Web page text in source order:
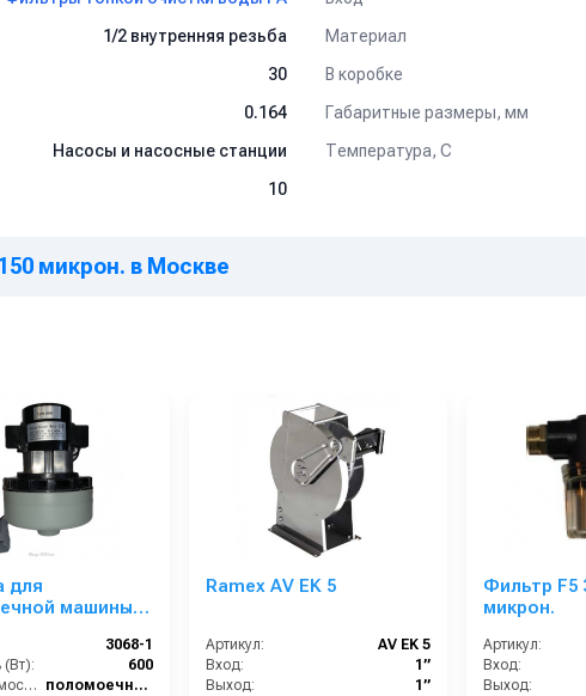
1/2 внутренняя резьба Материал
30 В коробке
0.164 Габаритные размеры, мм
Насосы и насосные станции Температура, C
10
микрон. в Москве
для
машины
3068-1
600
Совместимость:
поломоечная машина JH-410
Ramex AV EK 5
Артикул:
AV EK 5
Вход:
1”
Выход:
1”
Фильтр F5
микрон.
Артикул:
Вход:
Выход: